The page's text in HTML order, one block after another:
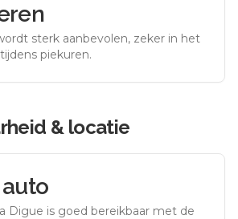
sterk aanbevolen, zeker in het
piekuren.
& locatie
Digue is goed bereikbaar met de